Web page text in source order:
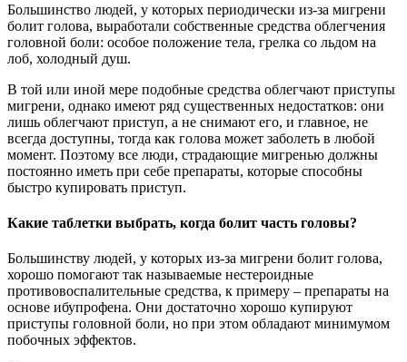
Большинство людей, у которых периодически из-за мигрени
болит голова, выработали собственные средства облегчения
головной боли: особое положение тела, грелка со льдом на
лоб, холодный душ.
В той или иной мере подобные средства облегчают приступы
мигрени, однако имеют ряд существенных недостатков: они
лишь облегчают приступ, а не снимают его, и главное, не
всегда доступны, тогда как голова может заболеть в любой
момент. Поэтому все люди, страдающие мигренью должны
постоянно иметь при себе препараты, которые способны
быстро купировать приступ.
Какие таблетки выбрать, когда болит часть головы?
Большинству людей, у которых из-за мигрени болит голова,
хорошо помогают так называемые нестероидные
противовоспалительные средства, к примеру – препараты на
основе ибупрофена. Они достаточно хорошо купируют
приступы головной боли, но при этом обладают минимумом
побочных эффектов.